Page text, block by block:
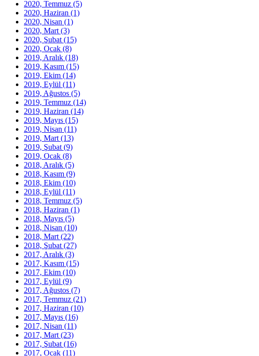
2020, Temmuz (5)
2020, Haziran (1)
2020, Nisan (1)
2020, Mart (3)
2020, Şubat (15)
2020, Ocak (8)
2019, Aralık (18)
2019, Kasım (15)
2019, Ekim (14)
2019, Eylül (11)
2019, Ağustos (5)
2019, Temmuz (14)
2019, Haziran (14)
2019, Mayıs (15)
2019, Nisan (11)
2019, Mart (13)
2019, Şubat (9)
2019, Ocak (8)
2018, Aralık (5)
2018, Kasım (9)
2018, Ekim (10)
2018, Eylül (11)
2018, Temmuz (5)
2018, Haziran (1)
2018, Mayıs (5)
2018, Nisan (10)
2018, Mart (22)
2018, Şubat (27)
2017, Aralık (3)
2017, Kasım (15)
2017, Ekim (10)
2017, Eylül (9)
2017, Ağustos (7)
2017, Temmuz (21)
2017, Haziran (10)
2017, Mayıs (16)
2017, Nisan (11)
2017, Mart (23)
2017, Şubat (16)
2017, Ocak (11)